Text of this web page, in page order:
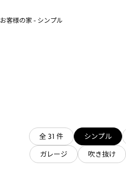
お客様の家 - シンプル
全 31 件 シンプル
ガレージ
吹き抜け